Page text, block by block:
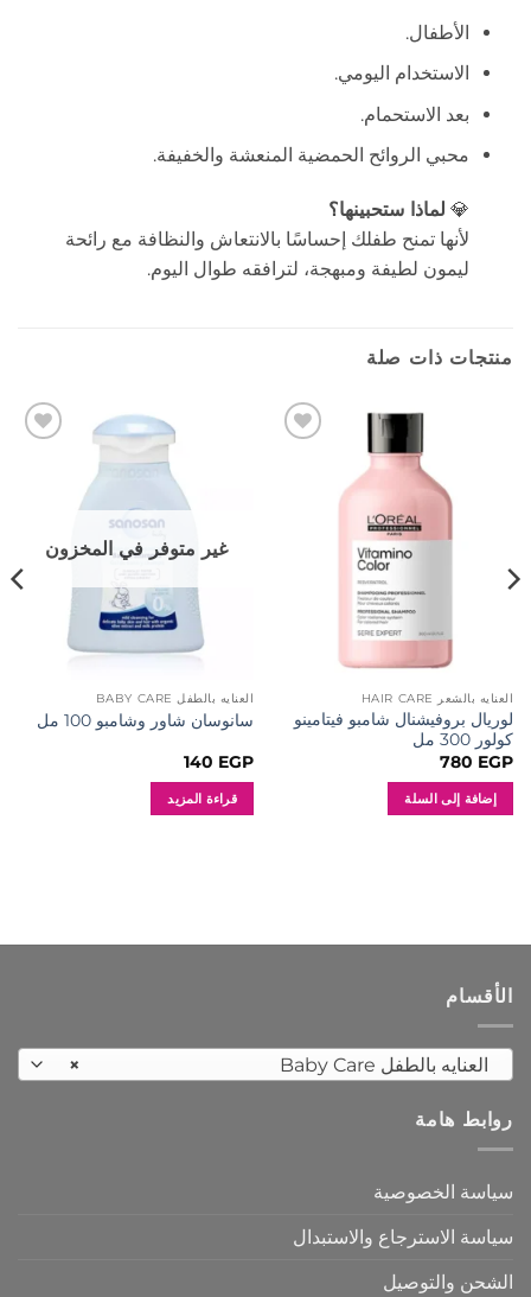
الأطفال.
الاستخدام اليومي.
بعد الاستحمام.
محبي الروائح الحمضية المنعشة والخفيفة.
💎 لماذا ستحبينها؟
لأنها تمنح طفلك إحساسًا بالانتعاش والنظافة مع رائحة
ليمون لطيفة ومبهجة، لترافقه طوال اليوم.
منتجات ذات صلة
العنايه بالشعر HAIR CARE
لوريال بروفيشنال شامبو فيتامينو
كولور 300 مل
780 EGP
إضافة إلى السلة
غير متوفر في المخزون
العنايه بالطفل BABY CARE
سانوسان شاور وشامبو 100 مل
140 EGP
قراءة المزيد
الأقسام
× العنايه بالطفل Baby Care
روابط هامة
سياسة الخصوصية
سياسة الاسترجاع والاستبدال
الشحن والتوصيل